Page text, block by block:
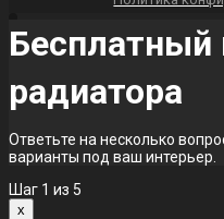
Бесплатный
радиатора
Ответьте на несколько
варианты под ваш интерьер.
Шаг 1 из 5
x